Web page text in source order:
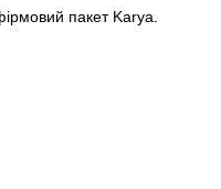
пакет Karya.